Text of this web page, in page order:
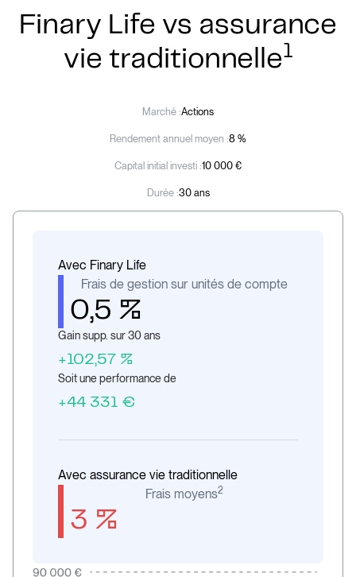
Finary Life vs assurance
vie traditionnelle1
Marché :Actions
Rendement annuel moyen :8 %
Capital initial investi :10 000 €
Durée :30 ans
Avec Finary Life
Frais de gestion sur unités de compte
0,5 %
Gain supp. sur 30 ans
+102,57 %
Soit une performance de
+44 331 €
Avec assurance vie traditionnelle
Frais moyens2
3 %